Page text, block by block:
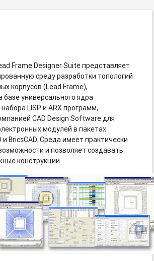
Frame Designer Suite представляет
среду разработки топологий
корпусов (Lead Frame),
базе универсального ядра
LISP и ARX программ,
CAD Design Software для
модулей в пакетах
BricsCAD. Среда имеет практически
и позволяет создавать
конструкции.